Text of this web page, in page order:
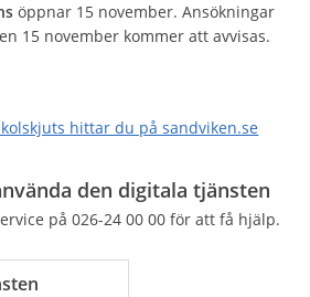
öppnar 15 november. Ansökningar
15 november kommer att avvisas.
hittar du på sandviken.se
den digitala tjänsten
på 026-24 00 00 för att få hjälp.